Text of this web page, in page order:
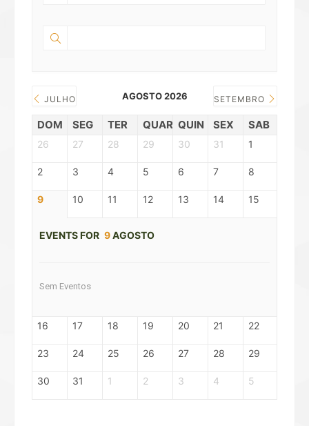
JULHO AGOSTO 2026 SETEMBRO
DOM SEG TER QUAR QUIN SEX SAB
26 27 28 29 30 31 1
2 3 4 5 6 7 8
9 10 11 12 13 14 15
EVENTS FOR 9AGOSTO
Sem Eventos
16 17 18 19 20 21 22
23 24 25 26 27 28 29
30 31 1 2 3 4 5